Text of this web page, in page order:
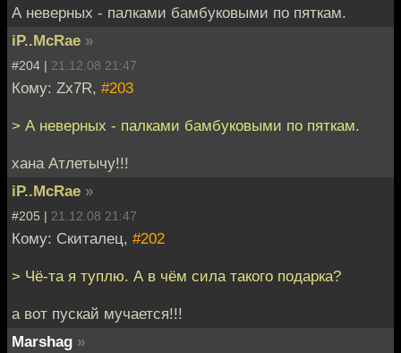
А неверных - палками бамбуковыми по пяткам.
iP..McRae »
#204 | 21.12.08 21:47
Кому: Zx7R, #203
> А неверных - палками бамбуковыми по пяткам.
хана Атлетычу!!!
iP..McRae »
#205 | 21.12.08 21:47
Кому: Скиталец, #202
> Чё-та я туплю. А в чём сила такого подарка?
а вот пускай мучается!!!
Marshag »